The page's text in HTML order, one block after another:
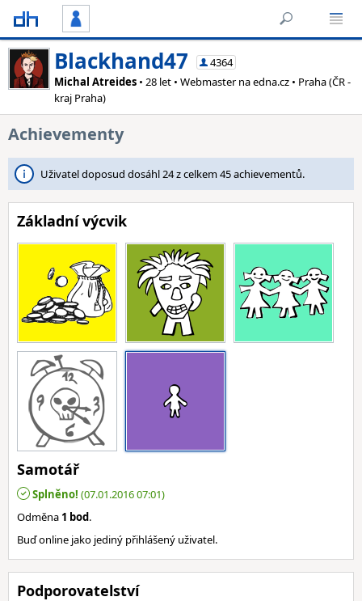
Blackhand47
4364
Michal Atreides • 28 let • Webmaster na edna.cz • Praha (ČR -
kraj Praha)
Achievementy
Uživatel doposud dosáhl 24 z celkem 45 achievementů.
Základní výcvik
Samotář
Splněno! (07.01.2016 07:01)
Odměna 1 bod.
Buď online jako jediný přihlášený uživatel.
Podporovatelství